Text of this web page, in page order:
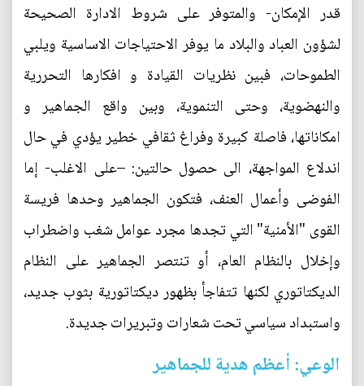
قدر الإمكان- والمتوفر على شروط الادارة الصحيحة
لشؤون العباد والبلاد ما يوفر الاحتياجات الاساسية ويلبي
الطموحات، فبين نظريات القيادة و افكارها التحررية
والنهضوية، وحتى التنموية، وبين واقع الجماهير و
امكاناتها، فاصلة كبيرة وفراغ ثقافي خطير يؤدي في حال
اندلاع المواجهة، الى حصول حالتين: –على الاغلب- إما
الفوضى وأعمال العنف، فتكون الجماهير وحدها فريسة
القوى "الأمنية" التي تجدها مجرد عوامل شغب واضطراب
وإخلال بالنظام العام، أو تنتصر الجماهير على النظام
الديكتاتوري لكنها تتفاجأ بظهور ديكتاتورية بثوب جديد،
واستبداد سياسي تحت شعارات وتبريرات جديدة.
الوعي: أعظم هدية للجماهير